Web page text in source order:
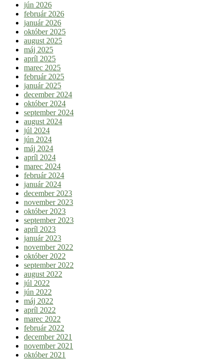
jún 2026
február 2026
január 2026
október 2025
august 2025
máj 2025
apríl 2025
marec 2025
február 2025
január 2025
december 2024
október 2024
september 2024
august 2024
júl 2024
jún 2024
máj 2024
apríl 2024
marec 2024
február 2024
január 2024
december 2023
november 2023
október 2023
september 2023
apríl 2023
január 2023
november 2022
október 2022
september 2022
august 2022
júl 2022
jún 2022
máj 2022
apríl 2022
marec 2022
február 2022
december 2021
november 2021
október 2021